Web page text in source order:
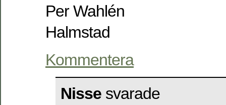
Per Wahlén
Halmstad
Kommentera
Nisse svarade